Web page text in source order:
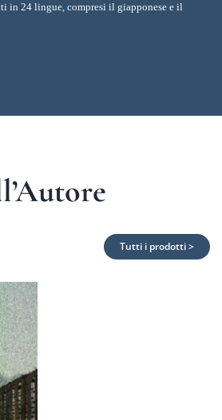
in 24 lingue, compresi il giapponese e il
Tutti i prodotti >